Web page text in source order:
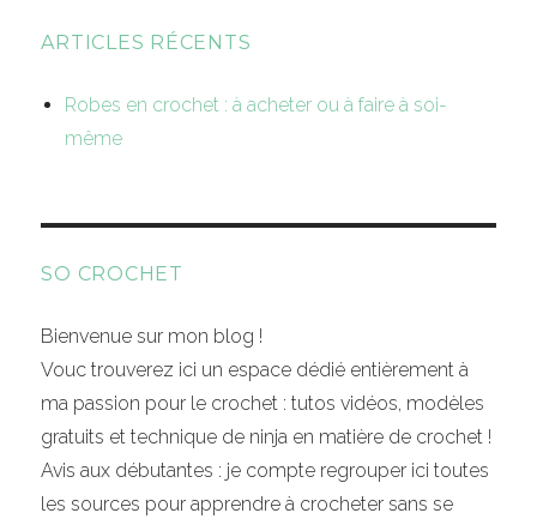
ARTICLES RÉCENTS
Robes en crochet : à acheter ou à faire à soi-
même
SO CROCHET
Bienvenue sur mon blog !
Vouc trouverez ici un espace dédié entièrement à
ma passion pour le crochet : tutos vidéos, modèles
gratuits et technique de ninja en matière de crochet !
Avis aux débutantes : je compte regrouper ici toutes
les sources pour apprendre à crocheter sans se